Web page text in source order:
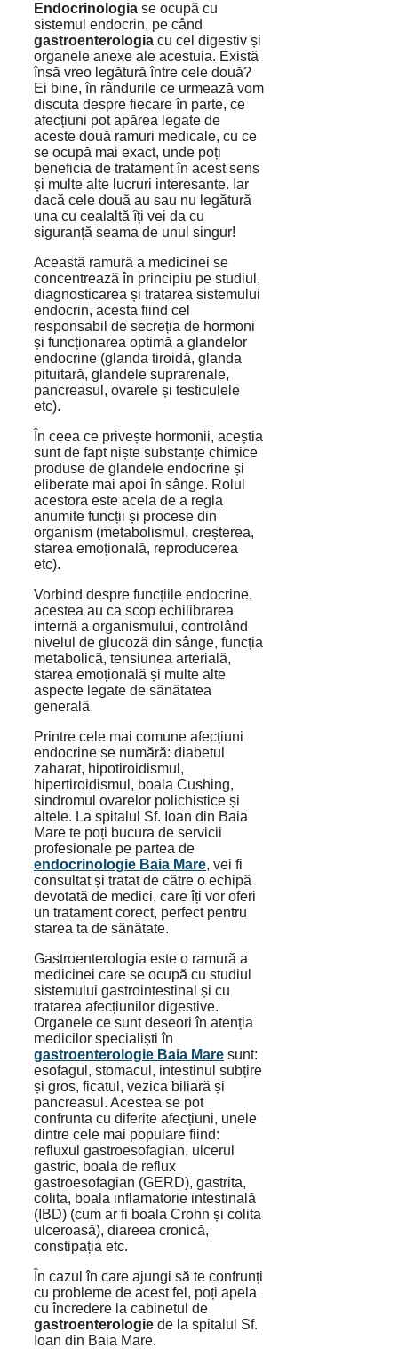
Endocrinologia se ocupă cu
sistemul endocrin, pe când
gastroenterologia cu cel digestiv și
organele anexe ale acestuia. Există
însă vreo legătură între cele două?
Ei bine, în rândurile ce urmează vom
discuta despre fiecare în parte, ce
afecțiuni pot apărea legate de
aceste două ramuri medicale, cu ce
se ocupă mai exact, unde poți
beneficia de tratament în acest sens
și multe alte lucruri interesante. Iar
dacă cele două au sau nu legătură
una cu cealaltă îți vei da cu
siguranță seama de unul singur!
Această ramură a medicinei se
concentrează în principiu pe studiul,
diagnosticarea și tratarea sistemului
endocrin, acesta fiind cel
responsabil de secreția de hormoni
și funcționarea optimă a glandelor
endocrine (glanda tiroidă, glanda
pituitară, glandele suprarenale,
pancreasul, ovarele și testiculele
etc).
În ceea ce privește hormonii, aceștia
sunt de fapt niște substanțe chimice
produse de glandele endocrine și
eliberate mai apoi în sânge. Rolul
acestora este acela de a regla
anumite funcții și procese din
organism (metabolismul, creșterea,
starea emoțională, reproducerea
etc).
Vorbind despre funcțiile endocrine,
acestea au ca scop echilibrarea
internă a organismului, controlând
nivelul de glucoză din sânge, funcția
metabolică, tensiunea arterială,
starea emoțională și multe alte
aspecte legate de sănătatea
generală.
Printre cele mai comune afecțiuni
endocrine se numără: diabetul
zaharat, hipotiroidismul,
hipertiroidismul, boala Cushing,
sindromul ovarelor polichistice și
altele. La spitalul Sf. Ioan din Baia
Mare te poți bucura de servicii
profesionale pe partea de
endocrinologie Baia Mare, vei fi
consultat și tratat de către o echipă
devotată de medici, care îți vor oferi
un tratament corect, perfect pentru
starea ta de sănătate.
Gastroenterologia este o ramură a
medicinei care se ocupă cu studiul
sistemului gastrointestinal și cu
tratarea afecțiunilor digestive.
Organele ce sunt deseori în atenția
medicilor specialiști în
gastroenterologie Baia Mare sunt:
esofagul, stomacul, intestinul subțire
și gros, ficatul, vezica biliară și
pancreasul. Acestea se pot
confrunta cu diferite afecțiuni, unele
dintre cele mai populare fiind:
refluxul gastroesofagian, ulcerul
gastric, boala de reflux
gastroesofagian (GERD), gastrita,
colita, boala inflamatorie intestinală
(IBD) (cum ar fi boala Crohn și colita
ulceroasă), diareea cronică,
constipația etc.
În cazul în care ajungi să te confrunți
cu probleme de acest fel, poți apela
cu încredere la cabinetul de
gastroenterologie de la spitalul Sf.
Ioan din Baia Mare.